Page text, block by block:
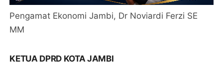
Pengamat Ekonomi Jambi, Dr Noviardi Ferzi SE
MM
KETUA DPRD KOTA JAMBI